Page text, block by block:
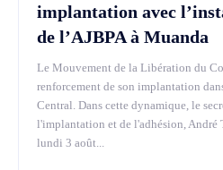
implantation avec
de l’AJBPA à Muanda
Le Mouvement de la Libération du
renforcement de son implantation
Central. Dans cette dynamique, le
l'implantation et de l'adhésion, André
lundi 3 août...